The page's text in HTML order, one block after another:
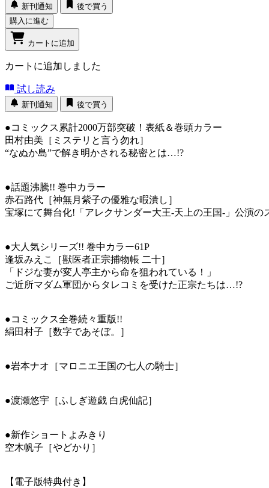
新刊通知
後で買う
購入に進む
カートに追加
カートに追加しました
試し読み
新刊通知 後で買う
●コミックス累計2000万部突破！表紙＆巻頭カラー
田村由美［ミステリと言う勿れ］
“なぬか島”で解き明かされる秘密とは…!?
●話題沸騰!! 巻中カラー
赤石路代［神無月紫子の優雅な暇潰し］
宝塚にて舞台化!「アレクサンダー大王‐天上の王国‐」公演
●大人気シリーズ!! 巻中カラー61P
逢坂みえこ［獣医者正宗捕物帳 二十］
「ドジな妻が変人亭主から命を狙われている！」
ご近所マダム軍団からタレコミを受けた正宗たちは…!?
●コミックス全巻続々重版!!
絹田村子［数字であそぼ。］
●岩本ナオ［マロニエ王国の七人の騎士］
●渡瀬悠宇［ふしぎ遊戯 白虎仙記］
●新作ショートよみきり
空木帆子［やどかり］
【電子版特典付き】